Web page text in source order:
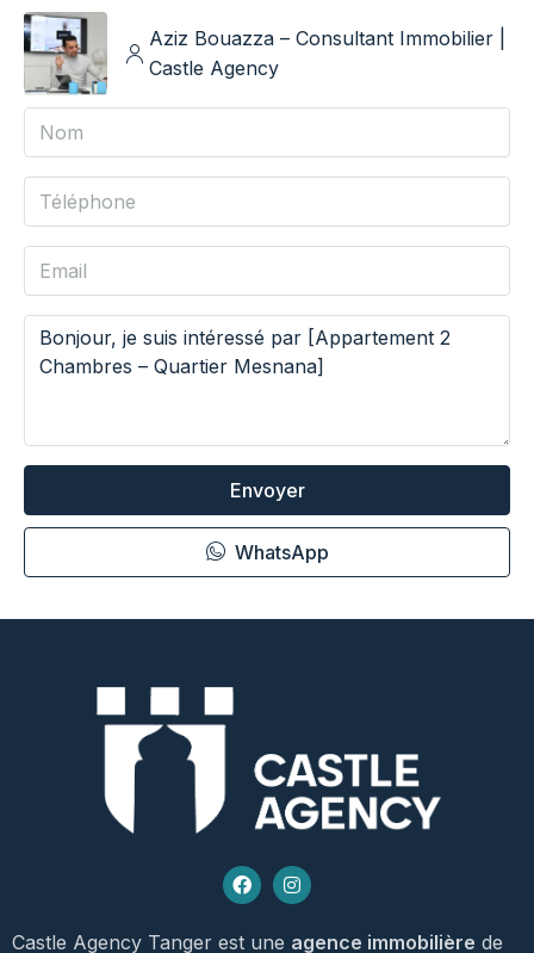
Aziz Bouazza – Consultant Immobilier |
Castle Agency
Envoyer
WhatsApp
Castle Agency Tanger est une agence immobilière de